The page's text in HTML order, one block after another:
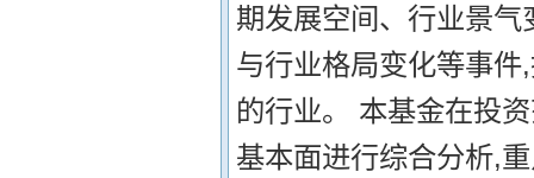
期发展空间、行业景
与行业格局变化等事
的行业。 本基金在投
基本面进行综合分析,